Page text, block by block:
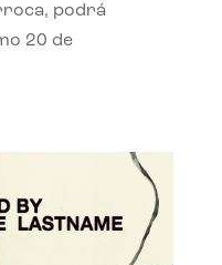
podrá
20 de